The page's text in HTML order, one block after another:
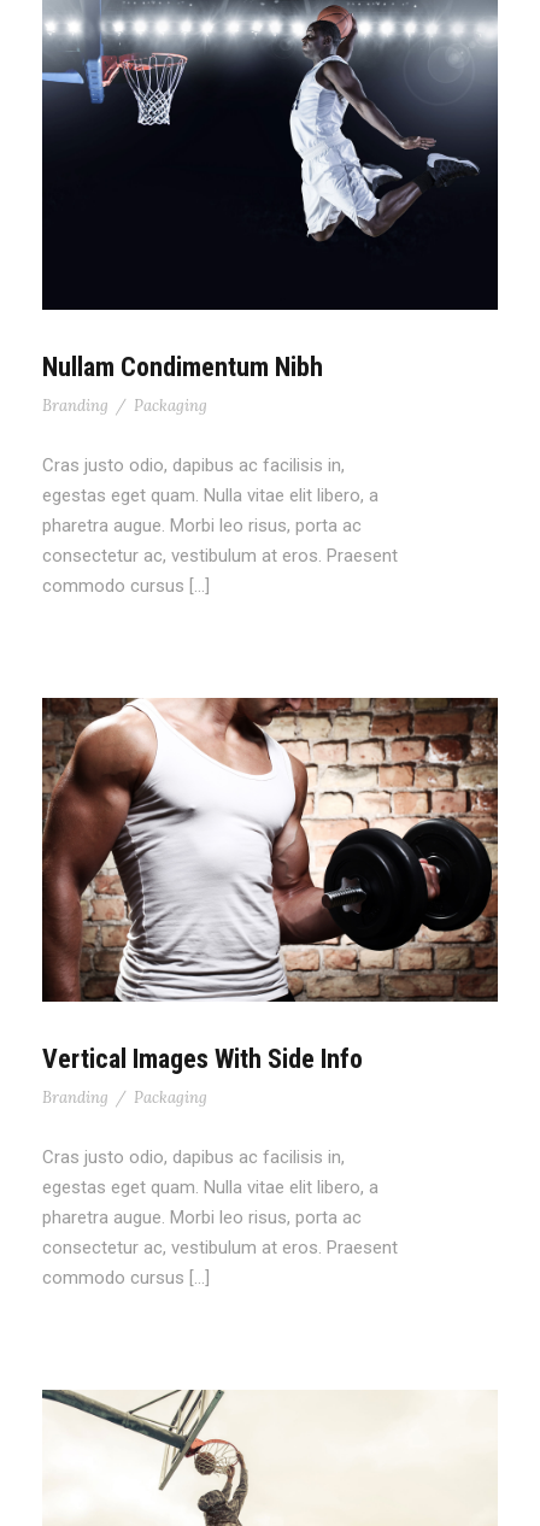
Nullam Condimentum Nibh
Branding / Packaging
Cras justo odio, dapibus ac facilisis in,
egestas eget quam. Nulla vitae elit libero, a
pharetra augue. Morbi leo risus, porta ac
consectetur ac, vestibulum at eros. Praesent
commodo cursus […]
Vertical Images With Side Info
Branding / Packaging
Cras justo odio, dapibus ac facilisis in,
egestas eget quam. Nulla vitae elit libero, a
pharetra augue. Morbi leo risus, porta ac
consectetur ac, vestibulum at eros. Praesent
commodo cursus […]